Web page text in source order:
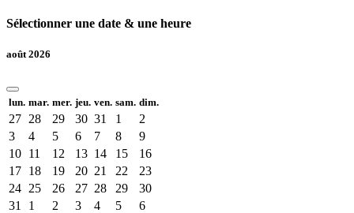
Sélectionner une date & une heure
août 2026
lun. mar. mer. jeu. ven. sam. dim.
27 28 29 30 31 1
2
3
4 5 6 7 8
9
10 11 12 13 14 15
16
17 18 19 20 21 22
23
24 25 26 27 28 29
30
31
1 2 3 4 5 6